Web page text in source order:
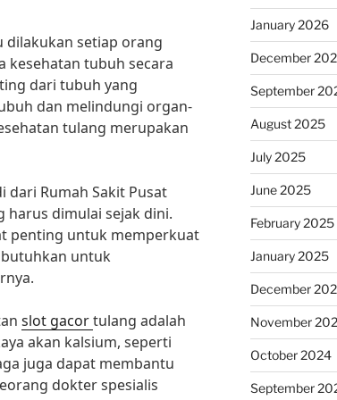
dilakukan setiap orang
kesehatan tubuh secara
dari tubuh yang
dan melindungi organ-
tulang merupakan
Rumah Sakit Pusat
harus dimulai sejak dini.
penting untuk memperkuat
untuk
slot gacortulang adalah
akan kalsium, seperti
juga dapat membantu
dokter spesialis
January 2026
December
September
August 2025
July 2025
June 2025
February 2025
January 2025
December
November
October 2024
September